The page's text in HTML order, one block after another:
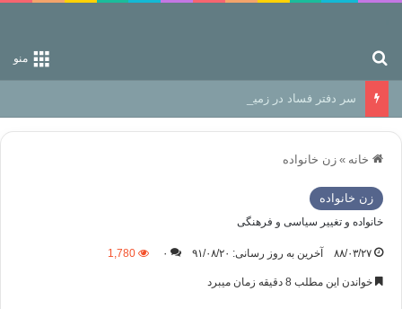
منو
سر دفتر فساد در زمین‌، دوری وکناره‌گیری از راه خداست‌!
خانه » زن خانواده
زن خانواده
خانواده و تغییر سیاسی و فرهنگی
۸۸/۰۳/۲۷ آخرین به روز رسانی: ۹۱/۰۸/۲۰ ۰ 1,780
خواندن این مطلب 8 دقیقه زمان میبرد